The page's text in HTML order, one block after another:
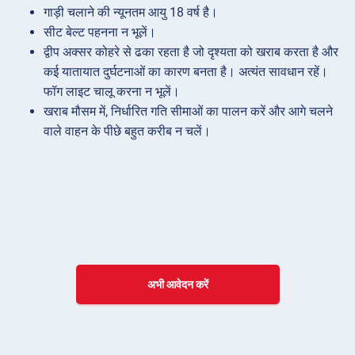
गाड़ी चलाने की न्यूनतम आयु 18 वर्ष है।
सीट बेल्ट पहनना न भूलें।
द्वीप अक्सर कोहरे से ढका रहता है जो दृश्यता को खराब करता है और
कई यातायात दुर्घटनाओं का कारण बनता है। अत्यंत सावधान रहें।
फॉग लाइट चालू करना न भूलें।
खराब मौसम में, निर्धारित गति सीमाओं का पालन करें और आगे चलने
वाले वाहन के पीछे बहुत करीब न चलें।
अभी आवेदन करें